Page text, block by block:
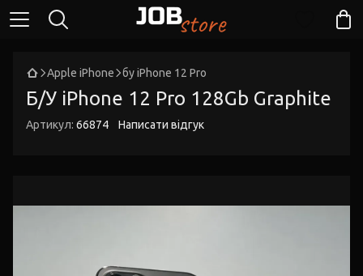
Apple iPhone бу iPhone 12 Pro
Б/У iPhone 12 Pro 128Gb Graphite
Артикул: 66874 Написати відгук